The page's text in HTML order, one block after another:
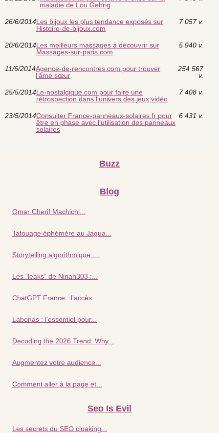
maladie de Lou Gehrig
26/6/2014Les bijoux les plus tendance exposés sur
Histoire-de-bijoux.com
7 057 v.
20/6/2014Les meilleurs massages à découvrir sur
Massages-sur-paris.com
5 940 v.
11/6/2014Agence-de-rencontres.com pour trouver
l’âme sœur
254 567
v.
25/5/2014Le-nostalgique.com pour faire une
rétrospection dans l’univers des jeux vidéo
7 408 v.
23/5/2014Consulter France-panneaux-solaires.fr pour
être en phase avec l’utilisation des panneaux
solaires
6 431 v.
Buzz
Blog
Omar Cherif Machichi...
Tatouage éphémère au Jagua...
Storytelling algorithmique :...
Les “leaks” de Ninah303 :...
ChatGPT France : l’accès...
Labonas : l’essentiel pour...
Decoding the 2026 Trend: Why...
Augmentez votre audience...
Comment aller à la page et...
Seo Is Evil
Les secrets du SEO cloaking...